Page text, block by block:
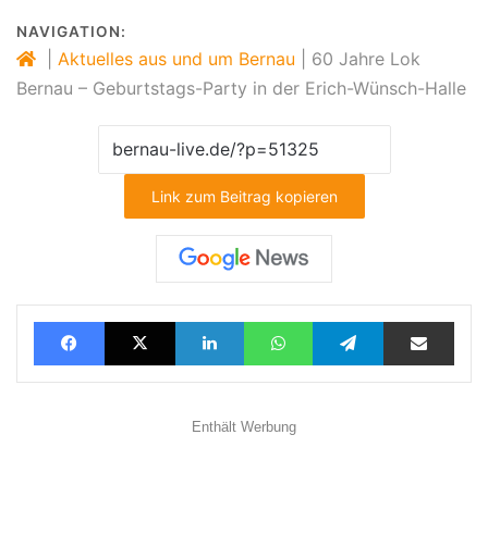
NAVIGATION:
Aktuelles aus und um Bernau
60 Jahre Lok
Bernau – Geburtstags-Party in der Erich-Wünsch-Halle
Link zum Beitrag kopieren
FacebookX LinkedInWhatsAppTelegramTeilen via E-Mail
Enthält Werbung